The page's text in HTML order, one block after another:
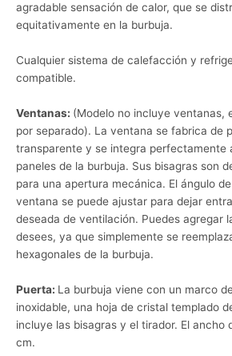
agradable sensación de calor, que se
equitativamente en la burbuja.
Cualquier sistema de calefacción y
compatible.
Ventanas: (Modelo no incluye ventanas,
por separado). La ventana se fabrica de
transparente y se integra perfectamente
paneles de la burbuja. Sus bisagras son
para una apertura mecánica. El ángulo
ventana se puede ajustar para dejar
deseada de ventilación. Puedes agregar
desees, ya que simplemente se
hexagonales de la burbuja.
Puerta: La burbuja viene con un marco
inoxidable, una hoja de cristal templado
incluye las bisagras y el tirador. El ancho
cm.